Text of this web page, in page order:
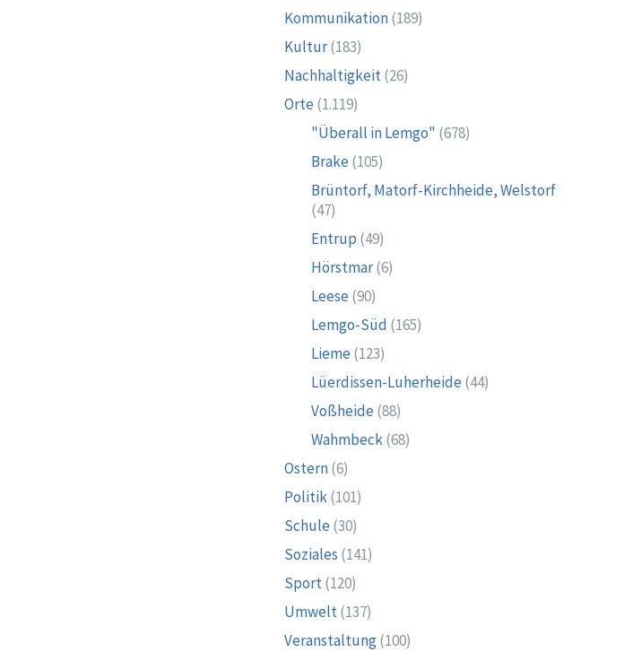
Kommunikation(189)
Kultur(183)
Nachhaltigkeit(26)
Orte (1.119)
"Überall in Lemgo" (678)
Brake (105)
Brüntorf, Matorf-Kirchheide, Welstorf
(47)
Entrup (49)
Hörstmar(6)
Leese (90)
Lemgo-Süd (165)
Lieme (123)
Lüerdissen-Luherheide (44)
Voßheide (88)
Wahmbeck(68)
Ostern(6)
Politik(101)
Schule (30)
Soziales (141)
Sport(120)
Umwelt(137)
Veranstaltung(100)